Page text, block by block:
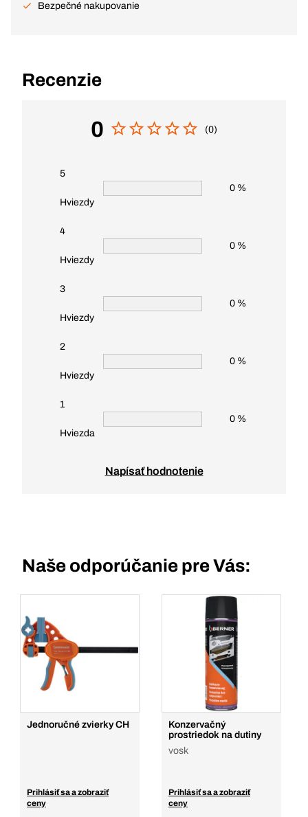
Bezpečné nakupovanie
Recenzie
0 (0)
5
Hviezdy
0 %
4
Hviezdy
0 %
3
Hviezdy
0 %
2
Hviezdy
0 %
1
Hviezda
0 %
Napísať hodnotenie
Naše odporúčanie pre Vás:
Jednoručné zvierky CH
Prihlásiť sa a zobraziť
ceny
Konzervačný
prostriedok na dutiny
vosk
Prihlásiť sa a zobraziť
ceny